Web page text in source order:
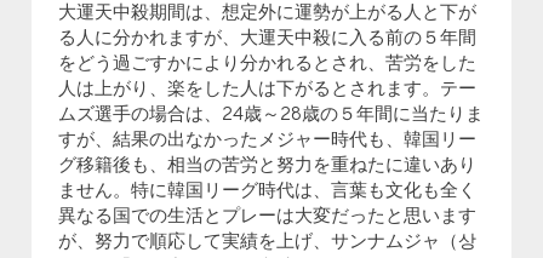
大運天中殺期間は、想定外に運勢が上がる人と下が
る人に分かれますが、大運天中殺に入る前の５年間
をどう過ごすかにより分かれるとされ、苦労をした
人は上がり、楽をした人は下がるとされます。テー
ムズ選手の場合は、24歳～28歳の５年間に当たりま
すが、結果の出なかったメジャー時代も、韓国リー
グ移籍後も、相当の苦労と努力を重ねたに違いあり
ません。特に韓国リーグ時代は、言葉も文化も全く
異なる国での生活とプレーは大変だったと思います
が、努力で順応して実績を上げ、サンナムジャ（상